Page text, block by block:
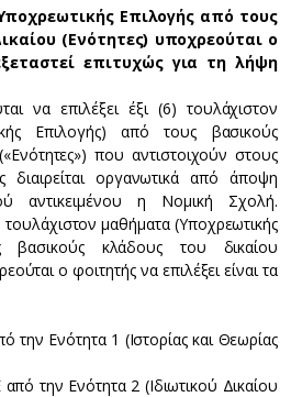
Επιλογής από τους
(Ενότητες) υποχρεούται ο
επιτυχώς για τη λήψη
να επιλέξει έξι (6) τουλάχιστον
Επιλογής) από τους βασικούς
που αντιστοιχούν στους
διαιρείται οργανωτικά από άποψη
αντικειμένου η Νομική Σχολή.
τουλάχιστον μαθήματα (Υποχρεωτικής
βασικούς κλάδους του δικαίου
ο φοιτητής να επιλέξει είναι τα
την Ενότητα 1 (Ιστορίας και Θεωρίας
την Ενότητα 2 (Ιδιωτικού Δικαίου